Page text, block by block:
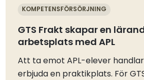
KOMPETENSFÖRSÖRJNING
GTS Frakt skapar en
arbetsplats med APL
Att ta emot APL-elever
erbjuda en praktikplats. För